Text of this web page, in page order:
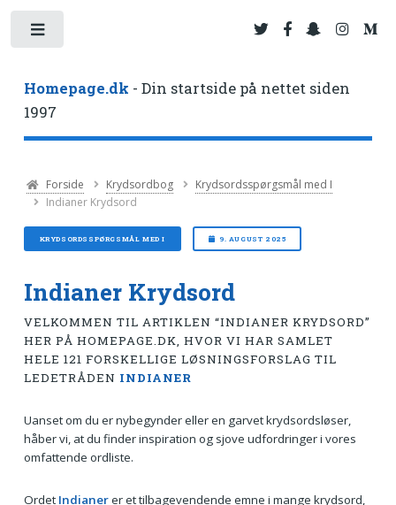
Homepage.dk - Din startside på nettet siden
1997
Forside Krydsordbog
Krydsordsspørgsmål med I
Indianer Krydsord
KRYDSORDSSPØRGSMÅL MED I 9. AUGUST 2025
Indianer Krydsord
VELKOMMEN TIL ARTIKLEN “INDIANER KRYDSORD”
HER PÅ HOMEPAGE.DK, HVOR VI HAR SAMLET
HELE 121 FORSKELLIGE LØSNINGSFORSLAG TIL
LEDETRÅDEN INDIANER
Uanset om du er nybegynder eller en garvet krydsordsløser,
håber vi, at du finder inspiration og sjove udfordringer i vores
omfattende ordliste.
Ordet Indianerer et tilbagevendende emne i mange krydsord,